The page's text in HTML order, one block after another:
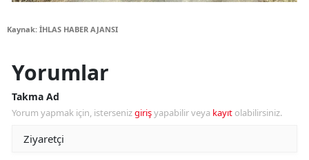
Kaynak: İHLAS HABER AJANSI
Yorumlar
Takma Ad
Yorum yapmak için, istersenizgirişyapabilir veya kayıt olabilirsiniz.